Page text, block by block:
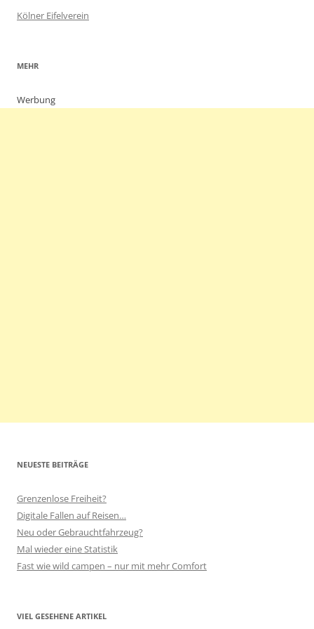
Kölner Eifelverein
MEHR
Werbung
NEUESTE BEITRÄGE
Grenzenlose Freiheit?
Digitale Fallen auf Reisen…
Neu oder Gebrauchtfahrzeug?
Mal wieder eine Statistik
Fast wie wild campen – nur mit mehr Comfort
VIEL GESEHENE ARTIKEL